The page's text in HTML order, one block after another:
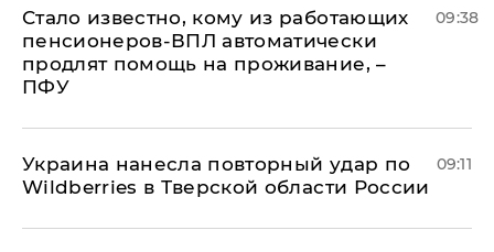
Стало известно, кому из работающих
пенсионеров-ВПЛ автоматически
продлят помощь на проживание, –
ПФУ
09:38
Украина нанесла повторный удар по
Wildberries в Тверской области России
09:11